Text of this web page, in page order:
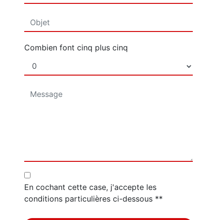
Combien font cinq plus cinq
En cochant cette case, j'accepte les
conditions particulières ci-dessous **